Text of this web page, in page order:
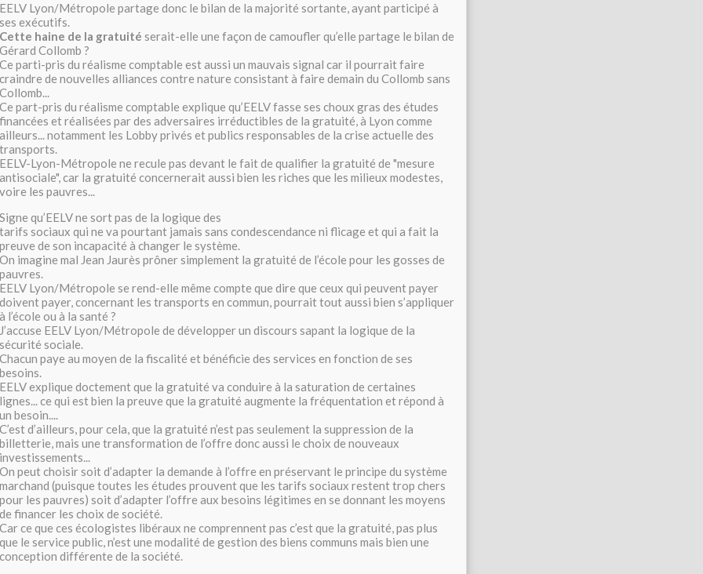
EELV Lyon/Métropole partage donc le bilan de la majorité sortante, ayant participé à
ses exécutifs.
Cette haine de la gratuité serait-elle une façon de camoufler qu’elle partage le bilan de
Gérard Collomb ?
Ce parti-pris du réalisme comptable est aussi un mauvais signal car il pourrait faire
craindre de nouvelles alliances contre nature consistant à faire demain du Collomb sans
Collomb...
Ce part-pris du réalisme comptable explique qu’EELV fasse ses choux gras des études
financées et réalisées par des adversaires irréductibles de la gratuité, à Lyon comme
ailleurs... notamment les Lobby privés et publics responsables de la crise actuelle des
transports.
EELV-Lyon-Métropole ne recule pas devant le fait de qualifier la gratuité de "mesure
antisociale", car la gratuité concernerait aussi bien les riches que les milieux modestes,
voire les pauvres...
Signe qu’EELV ne sort pas de la logique des
tarifs sociaux qui ne va pourtant jamais sans condescendance ni flicage et qui a fait la
preuve de son incapacité à changer le système.
On imagine mal Jean Jaurès prôner simplement la gratuité de l’école pour les gosses de
pauvres.
EELV Lyon/Métropole se rend-elle même compte que dire que ceux qui peuvent payer
doivent payer, concernant les transports en commun, pourrait tout aussi bien s’appliquer
à l’école ou à la santé ?
J’accuse EELV Lyon/Métropole de développer un discours sapant la logique de la
sécurité sociale.
Chacun paye au moyen de la fiscalité et bénéficie des services en fonction de ses
besoins.
EELV explique doctement que la gratuité va conduire à la saturation de certaines
lignes... ce qui est bien la preuve que la gratuité augmente la fréquentation et répond à
un besoin....
C’est d’ailleurs, pour cela, que la gratuité n’est pas seulement la suppression de la
billetterie, mais une transformation de l’offre donc aussi le choix de nouveaux
investissements...
On peut choisir soit d’adapter la demande à l’offre en préservant le principe du système
marchand (puisque toutes les études prouvent que les tarifs sociaux restent trop chers
pour les pauvres) soit d’adapter l’offre aux besoins légitimes en se donnant les moyens
de financer les choix de société.
Car ce que ces écologistes libéraux ne comprennent pas c’est que la gratuité, pas plus
que le service public, n’est une modalité de gestion des biens communs mais bien une
conception différente de la société.